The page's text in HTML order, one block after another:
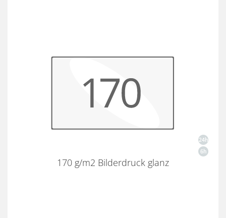
170 g/m2 Bilderdruck glanz